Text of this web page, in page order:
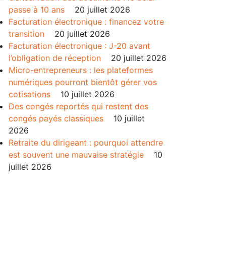
passe à 10 ans
20 juillet 2026
Facturation électronique : financez votre
transition
20 juillet 2026
Facturation électronique : J-20 avant
l’obligation de réception
20 juillet 2026
Micro-entrepreneurs : les plateformes
numériques pourront bientôt gérer vos
cotisations
10 juillet 2026
Des congés reportés qui restent des
congés payés classiques
10 juillet
2026
Retraite du dirigeant : pourquoi attendre
est souvent une mauvaise stratégie
10
juillet 2026